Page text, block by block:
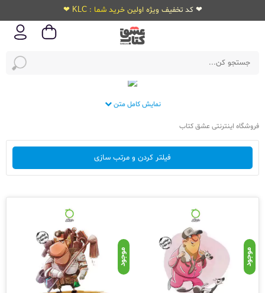
❤ کد تخفیف ویژه اولین خرید شما : KLC ❤
نمایش کامل متن
فروشگاه اینترنتی عشق کتاب
فیلتر کردن و مرتب سازی
موجود موجود